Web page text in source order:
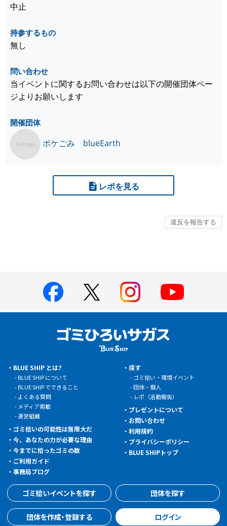
中止
持参するもの
無し
問い合わせ
当イベントに関するお問い合わせは以下の開催団体ペー
ジよりお願いします
開催団体
ポケごみ blueEarth
レポを見る
BLUE SHIP とは?
BLUE SHIP について
BLUE SHIP でできること
よくある質問
メディア掲載
運営組織
ゴミ拾いの可能性は無限大だ
今、あなたの力が必要な理由
今までに拾ったゴミの数
ご利用ガイド
事務局ブログ
探す
ゴミ拾い・環境イベント
団体・個人
レポ（活動報告）
プレゼントについて
お問い合わせ
利用規約
プライバシーポリシー
BLUE SHIPトップ
ゴミ拾いイベントを探す 団体を探す
団体を作成・登録する ログイン